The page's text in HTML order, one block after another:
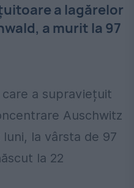
a lagărelor
a murit la 97
care a supraviețuit
Auschwitz
la vârsta de 97
la 22